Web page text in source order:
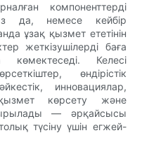
компоненттерді
да, немесе кейбір
ұзақ қызмет ететінін
жеткізушілерді баға
көмектеседі. Келесі
өндірістік
инновациялар,
көрсету және
— әрқайсысы
түсіну үшін егжей-